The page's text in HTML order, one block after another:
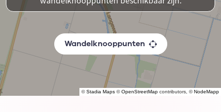
©Stadia Maps ©OpenStreetMap contributors, ©NodeMapp
Wandelknooppunten